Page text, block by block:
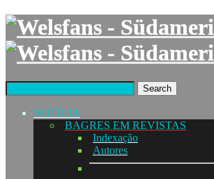
Search
NOTÍCIA
BAGRES EM REVISTAS
Indexação
Autores